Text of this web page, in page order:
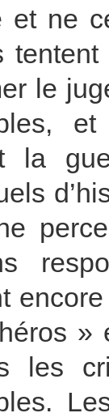
et ne
le
la
»
les